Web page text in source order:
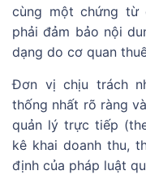
cùng một chứng từ
phải đảm bảo nội
dạng do cơ quan
Đơn vị chịu trách
thống nhất rõ ràng
quản lý trực tiếp
kê khai doanh thu,
định của pháp luật